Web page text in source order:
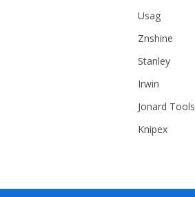
Usag
Znshine
Stanley
Irwin
Jonard Tools
Knipex